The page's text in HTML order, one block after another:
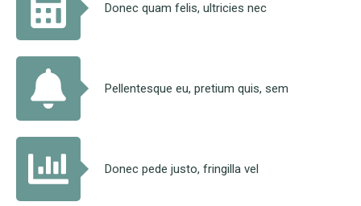
Donec quam felis, ultricies nec
Pellentesque eu, pretium quis, sem
Donec pede justo, fringilla vel